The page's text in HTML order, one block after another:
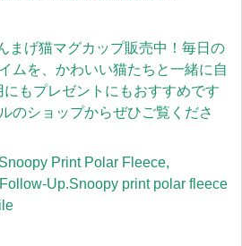
まげ猫マグカップ販売中！毎日の
ムを、かわいい猫たちと一緒に 自
にもプレゼントにもおすすめです
のショップからぜひご覧くださ
Print Polar Fleece,
Up.Snoopy print polar fleece